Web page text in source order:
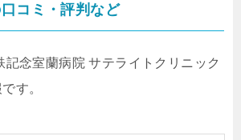
コミ・評判など
記念室蘭病院 サテライトクリニック
す。